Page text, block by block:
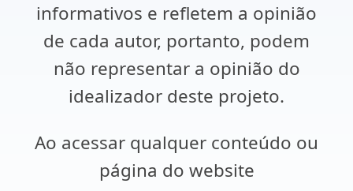
informativos e refletem a opinião
de cada autor, portanto, podem
não representar a opinião do
idealizador deste projeto.
Ao acessar qualquer conteúdo ou
página do website